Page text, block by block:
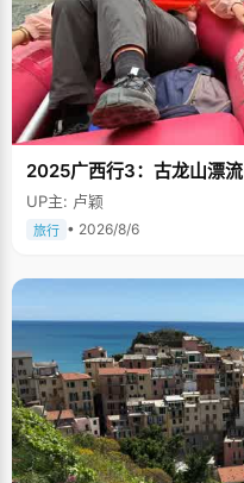
2025广西行3：古龙山漂流
UP主: 卢颖
旅行 • 2026/8/6